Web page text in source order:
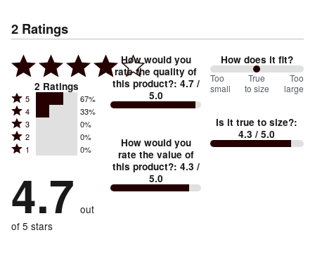
2 Ratings
2 Ratings
Rated
5
stars
by
reviewers
5 67%
Rated
4
stars
by
of
reviewers
4 33%
Rated
3
stars
0%
of
reviewers
3 0%
Rated
2
by
0%
reviewers
2 0%
Rated
stars
by
0%
of
1 0%
4.7 out
of 5 stars
How would you
rate the quality of
this product?: 4.7/
5.0
How would you
rate the value of
this product?: 4.3 /
5.0
How does it fit?
100
between
small
and
Too
small
True
to size
Too
large
Is it true to size?:
4.3 / 5.0